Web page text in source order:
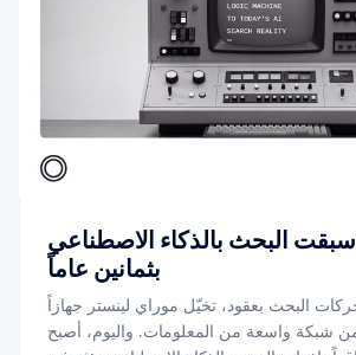
سبقت البحث بالذكاء الاصطناعي
بثمانين عاماً
البحث بعقود، تخيّل موراي لينستر جهازاً
من شبكة واسعة من المعلومات. واليوم، أصبح